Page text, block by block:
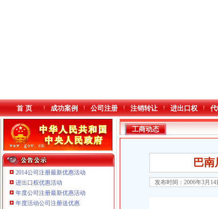
本站导航
首 页 成功案例 公司注册 注销转让 进出口权
2014公司注册最新优惠活动
进出口权优惠活动
年度公司注册最新优惠活动
年度活动公司注册送优惠
工商动态
巴南
发布时间：2006年3月